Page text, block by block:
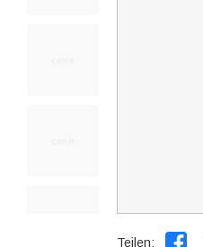
Teilen: